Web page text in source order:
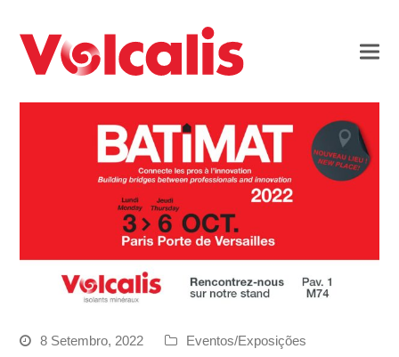
8 Setembro, 2022 Eventos/Exposições